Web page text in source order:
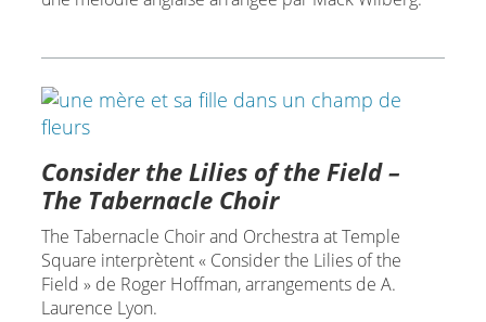
Consider the Lilies of the Field –
The Tabernacle Choir
The Tabernacle Choir and Orchestra at Temple
Square interprètent « Consider the Lilies of the
Field » de Roger Hoffman, arrangements de A.
Laurence Lyon.